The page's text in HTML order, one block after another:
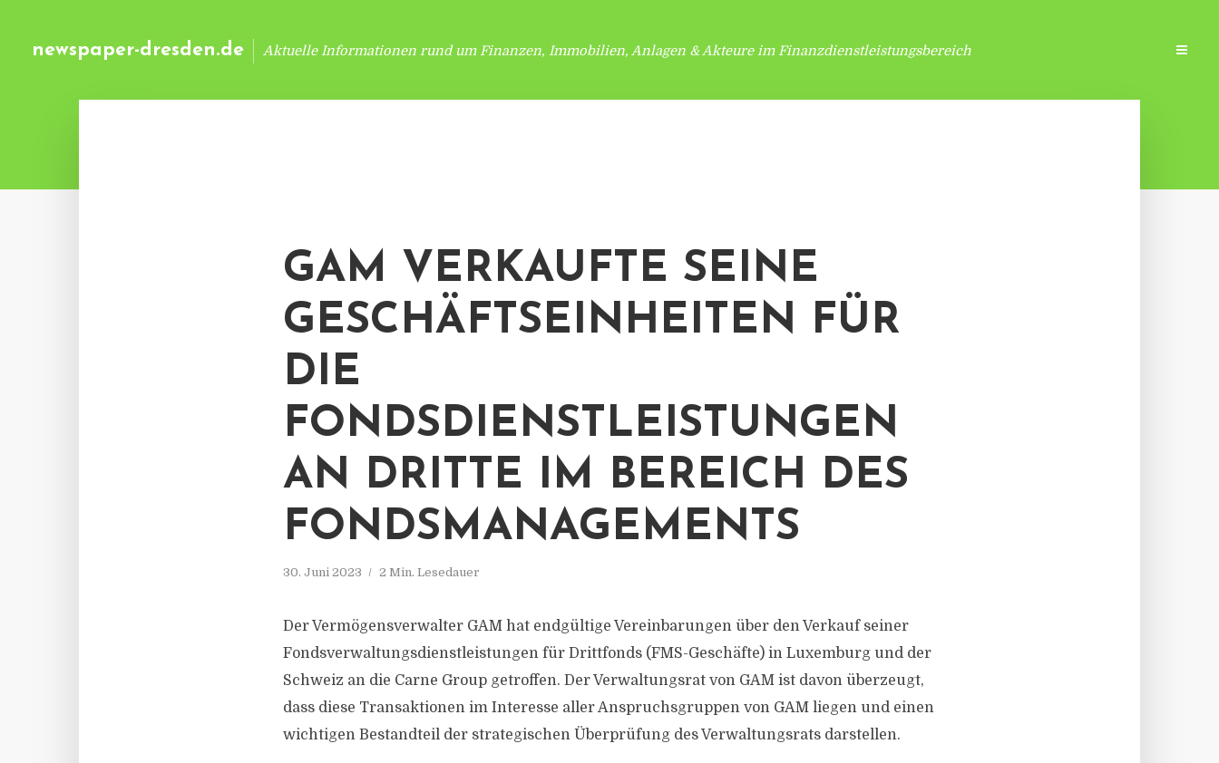
newspaper-dresden.de Aktuelle Informationen rund um Finanzen, Immobilien, Anlagen & Akteure im Finanzdienstleistungsbereich
GAM VERKAUFTE SEINE
GESCHÄFTSEINHEITEN FÜR
DIE
FONDSDIENSTLEISTUNGEN
AN DRITTE IM BEREICH DES
FONDSMANAGEMENTS
30. Juni 2023 2 Min. Lesedauer
Der Vermögensverwalter GAM hat endgültige Vereinbarungen über den Verkauf seiner
Fondsverwaltungsdienstleistungen für Drittfonds (FMS-Geschäfte) in Luxemburg und der
Schweiz an die Carne Group getroffen. Der Verwaltungsrat von GAM ist davon überzeugt,
dass diese Transaktionen im Interesse aller Anspruchsgruppen von GAM liegen und einen
wichtigen Bestandteil der strategischen Überprüfung des Verwaltungsrats darstellen.